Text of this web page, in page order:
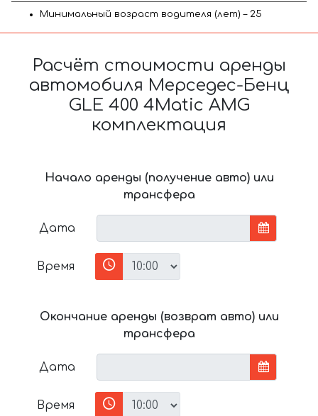
Минимальный возраст водителя (лет) – 25
Расчёт стоимости аренды
автомобиля Мерседес-Бенц
GLE 400 4Matic AMG
комплектация
Начало аренды (получение авто) или
трансфера
Дата
Время
Окончание аренды (возврат авто) или
трансфера
Дата
Время